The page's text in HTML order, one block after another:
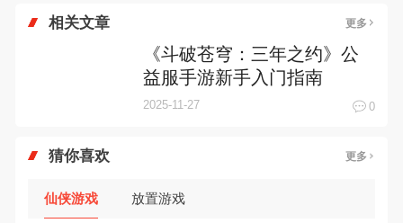
相关文章 更多
《斗破苍穹：三年之约》公
益服手游新手入门指南
2025-11-27 0
猜你喜欢 更多
仙侠游戏 放置游戏